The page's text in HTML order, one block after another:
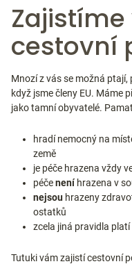
cestovní
Mnozí z vás se možná
když jsme členy EU. Máme
jako tamní obyvatelé.
hradí nemocný na
země
je péče hrazena vždy
péčeneníhrazena v
nejsou hrazeny
ostatků
zcela jiná pravidla
Tutuki vám zajistí cestovní